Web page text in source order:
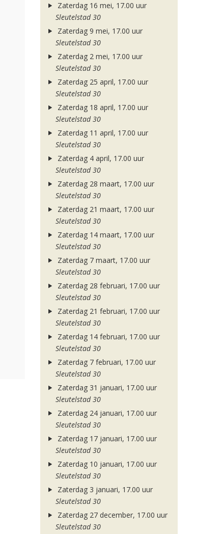
Zaterdag 16 mei, 17.00 uur
Sleutelstad 30
Zaterdag 9 mei, 17.00 uur
Sleutelstad 30
Zaterdag 2 mei, 17.00 uur
Sleutelstad 30
Zaterdag 25 april, 17.00 uur
Sleutelstad 30
Zaterdag 18 april, 17.00 uur
Sleutelstad 30
Zaterdag 11 april, 17.00 uur
Sleutelstad 30
Zaterdag 4 april, 17.00 uur
Sleutelstad 30
Zaterdag 28 maart, 17.00 uur
Sleutelstad 30
Zaterdag 21 maart, 17.00 uur
Sleutelstad 30
Zaterdag 14 maart, 17.00 uur
Sleutelstad 30
Zaterdag 7 maart, 17.00 uur
Sleutelstad 30
Zaterdag 28 februari, 17.00 uur
Sleutelstad 30
Zaterdag 21 februari, 17.00 uur
Sleutelstad 30
Zaterdag 14 februari, 17.00 uur
Sleutelstad 30
Zaterdag 7 februari, 17.00 uur
Sleutelstad 30
Zaterdag 31 januari, 17.00 uur
Sleutelstad 30
Zaterdag 24 januari, 17.00 uur
Sleutelstad 30
Zaterdag 17 januari, 17.00 uur
Sleutelstad 30
Zaterdag 10 januari, 17.00 uur
Sleutelstad 30
Zaterdag 3 januari, 17.00 uur
Sleutelstad 30
Zaterdag 27 december, 17.00 uur
Sleutelstad 30